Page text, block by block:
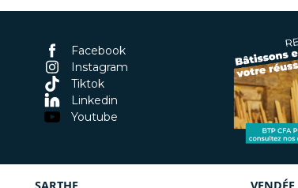
Facebook
Instagram
Tiktok
Linkedin
Youtube